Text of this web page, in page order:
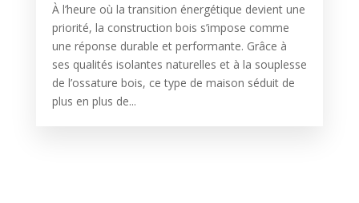
À l’heure où la transition énergétique devient une
priorité, la construction bois s’impose comme
une réponse durable et performante. Grâce à
ses qualités isolantes naturelles et à la souplesse
de l’ossature bois, ce type de maison séduit de
plus en plus de...